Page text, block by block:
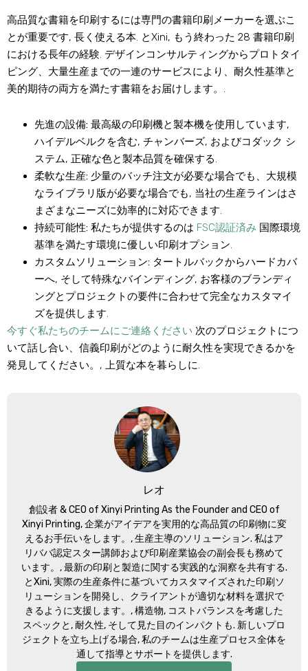
高品質な書籍を印刷するには専門の書籍印刷メーカーを選ぶこ
とが重要です, 長く使える本. とXini, もう終わった 28 書籍印刷
における長年の経験. デザインコンサルティングからプロトタイ
ピング、大量生産までの一連のサービスにより、耐久性基準と
美的期待の両方を満たす書籍をお届けします。.
先進の設備: 最高級の印刷機と製本機を使用しています,
ハイデルベルクを含む, チャンバーズ, およびコダック シ
ステム, 正確な色と製本品質を確保する.
柔軟な生産: 少量のバッチ注文が必要な場合でも、大規模
なライブラリ版が必要な場合でも, 当社の生産ラインはさ
まざまなニーズに効率的に対応できます.
持続可能性: 私たちが提供するのは FSC認証済み 国際環境
基準を満たす環境に優しい印刷オプション.
カスタムソリューション: タートルバックからハードカバ
ーへ, そして特殊なバインディング, お客様のブランディ
ングとプロジェクトの要件に合わせて完全なカスタマイ
ズを提供します.
今すぐ私たちのチームにご連絡ください 次のプロジェクトにつ
いて話し合い、信義印刷がどのように耐久性を実現できるかを
発見してください。, 上質な本を暮らしに.
レオ
創設者 &CEO of Xinyi Printing As the Founder and CEO of
Xinyi Printing, 企業がアイデアを実用的な高品質の印刷物に変
えるお手伝いをします。, 生産主導のソリューション. 私はア
リババ認定スター講師および印刷産業協会の副会長も務めて
います。, 最新の印刷と製造に関する実践的な洞察を共有する.
とXini, 実際の生産条件に基づいてカスタマイズされた印刷ソ
リューションを開発し、クライアントが適切な材料を選択で
きるように支援します。, 構造物, コストバランスを考慮した
スペックと, 耐久性, そして見た目のインパクトも. 新しいプロ
ジェクトを立ち上げる場合, 私のチームは生産プロセス全体を
通して指導とサポートを提供します.